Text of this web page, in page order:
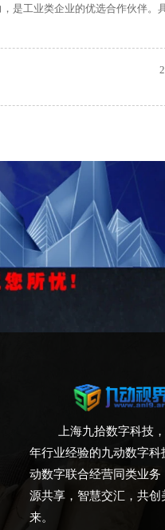
是工业类企业的优选合作伙伴。
）验证叙事逻辑‌。
Painter组合为工业级主
上海九拾数字科技，
年行业经验的九动数字科
动数字联合经营同类业务
源共享，智慧交汇，共创
来。